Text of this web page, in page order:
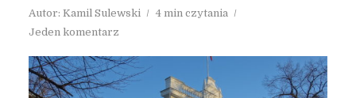
Autor: Kamil Sulewski
4 min czytania
Jeden komentarz